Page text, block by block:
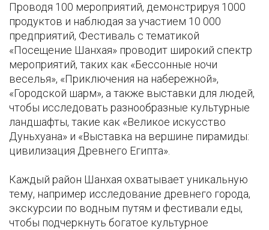
Проводя 100 мероприятий, демонстрируя 1000
продуктов и наблюдая за участием 10 000
предприятий, Фестиваль с тематикой
«Посещение Шанхая» проводит широкий спектр
мероприятий, таких как «Бессонные ночи
веселья», «Приключения на набережной»,
«Городской шарм», а также выставки для людей,
чтобы исследовать разнообразные культурные
ландшафты, такие как «Великое искусство
Дуньхуана» и «Выставка на вершине пирамиды:
цивилизация Древнего Египта».
Каждый район Шанхая охватывает уникальную
тему, например исследование древнего города,
экскурсии по водным путям и фестивали еды,
чтобы подчеркнуть богатое культурное